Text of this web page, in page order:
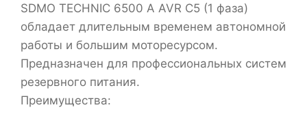
SDMO TECHNIC 6500 A AVR C5 (1 фаза)
обладает длительным временем автономной
работы и большим моторесурсом.
Предназначен для профессиональных систем
резервного питания.
Преимущества: